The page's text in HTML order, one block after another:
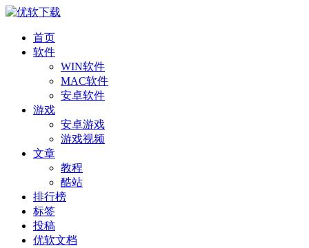
首页
软件
WIN软件
MAC软件
安卓软件
游戏
安卓游戏
游戏视频
文章
教程
酷站
排行榜
标签
投稿
优软文档